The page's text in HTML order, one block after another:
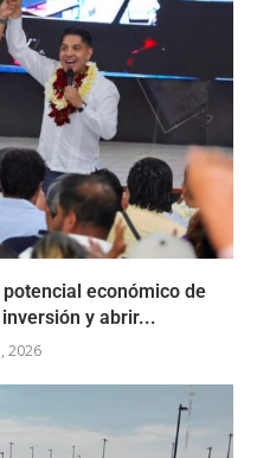
económico de
y abrir...
2026